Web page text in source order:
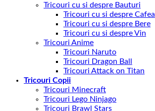
Tricouri cu si despre Bauturi
Tricouri cu si despre Cafea
Tricouri cu si despre Bere
Tricouri cu si despre Vin
Tricouri Anime
Tricouri Naruto
Tricouri Dragon Ball
Tricouri Attack on Titan
Tricouri Copii
Tricouri Minecraft
Tricouri Lego Ninjago
Tricouri Brawl Stars